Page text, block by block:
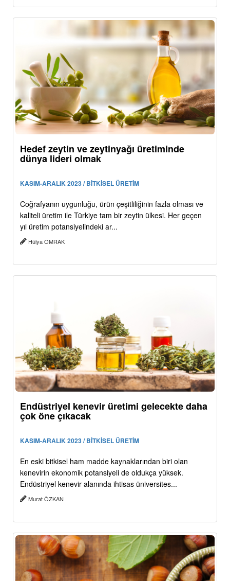
Hedef zeytin ve zeytinyağı üretiminde
dünya lideri olmak
KASIM-ARALIK 2023 / BİTKİSEL ÜRETİM
Coğrafyanın uygunluğu, ürün çeşitliliğinin fazla olması ve
kaliteli üretim ile Türkiye tam bir zeytin ülkesi. Her geçen
yıl üretim potansiyelindeki ar...
Hülya OMRAK
Endüstriyel kenevir üretimi gelecekte daha
çok öne çıkacak
KASIM-ARALIK 2023 / BİTKİSEL ÜRETİM
En eski bitkisel ham madde kaynaklarından biri olan
kenevirin ekonomik potansiyeli de oldukça yüksek.
Endüstriyel kenevir alanında ihtisas üniversites...
Murat ÖZKAN